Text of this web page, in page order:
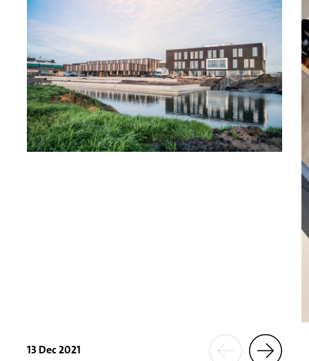
Werken bij
13 Dec 2021